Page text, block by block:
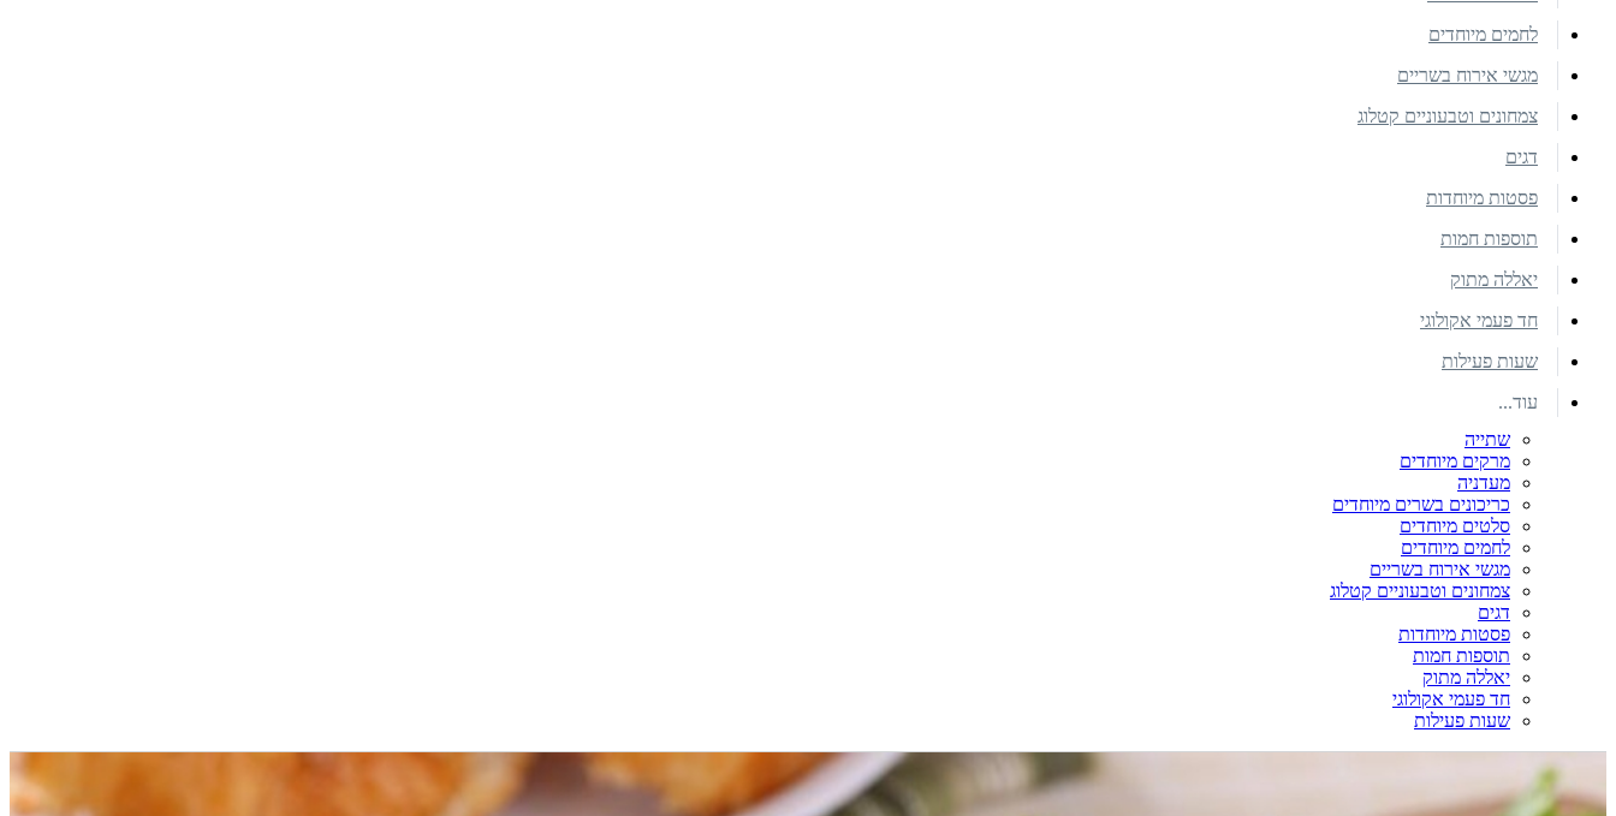
לחמים מיוחדים
מגשי אירוח בשריים
צמחונים וטבעוניים קטלוג
דגים
פסטות מיוחדות
תוספות חמות
יאללה מתוק
חד פעמי אקולוגי
שעות פעילות
עוד...
שתייה
מרקים מיוחדים
מעדניה
כריכונים בשרים מיוחדים
סלטים מיוחדים
לחמים מיוחדים
מגשי אירוח בשריים
צמחונים וטבעוניים קטלוג
דגים
פסטות מיוחדות
תוספות חמות
יאללה מתוק
חד פעמי אקולוגי
שעות פעילות